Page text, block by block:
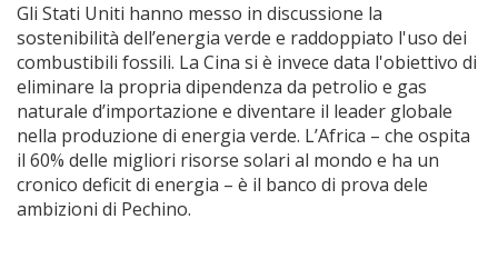
Gli Stati Uniti hanno messo in discussione la
sostenibilità dell’energia verde e raddoppiato l'uso dei
combustibili fossili. La Cina si è invece data l'obiettivo di
eliminare la propria dipendenza da petrolio e gas
naturale d’importazione e diventare il leader globale
nella produzione di energia verde. L’Africa – che ospita
il 60% delle migliori risorse solari al mondo e ha un
cronico deficit di energia – è il banco di prova dele
ambizioni di Pechino.